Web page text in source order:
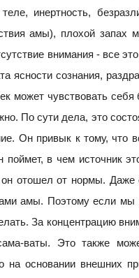
инертность,
амы), плохой запах
внимания - все
ясности сознания,
может чувствовать
По сути дела, это
Он привык к тому, что
поймет, в чем источник
он отошел от нормы. Даже
амы. Поэтому если мы
За концентрацию
ваты. Это также
на основании внешних